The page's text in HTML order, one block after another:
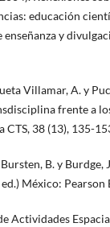
educación
enseñanza y
Villamar, A. y
frente a
CTS, 38 (13), 135-
B. y Burdge,
México: Pearson
Actividades